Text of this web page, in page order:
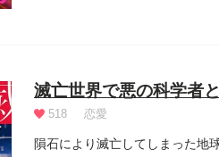
滅亡世界で悪の科学者
518 恋愛
隕石により滅亡してしまった地